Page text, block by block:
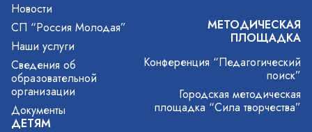
Новости
СП “Россия Молодая”
Наши услуги
Сведения об
образовательной
организации
Документы
ДЕТЯМ
МЕТОДИЧЕСКАЯ
ПЛОЩАДКА
Конференция “Педагогический
поиск”
Городская методическая
площадка “Сила творчества”